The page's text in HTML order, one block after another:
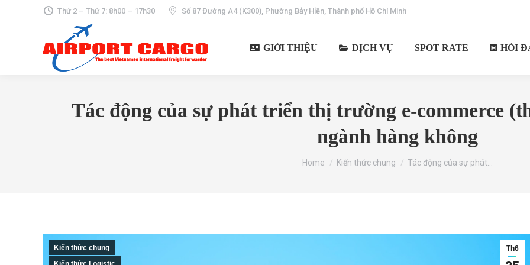
Thứ 2 – Thứ 7: 8h00 – 17h30 Số 87 Đường A4 (K300), Phường Bảy Hiền, Thành phố Hồ Chí Minh
GIỚI THIỆU DỊCH VỤ SPOT RATE HỎI
Tác động của sự phát triển thị trường e-commerce
ngành hàng không
You are here:
Home Kiến thức chung Tác động của sự phát…
Th6
Kiến thức chung